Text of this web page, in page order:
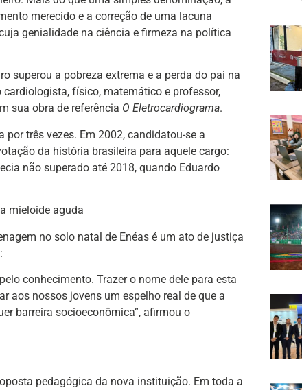
merecido e a correção de uma lacuna
genialidade na ciência e firmeza na política
superou a pobreza extrema e a perda do pai na
físico, matemático e professor,
sua obra de referência O Eletrocardiograma.
três vezes. Em 2002, candidatou-se a
da história brasileira para aquele cargo:
não superado até 2018, quando Eduardo
mieloide aguda
no solo natal de Enéas é um ato de justiça
conhecimento. Trazer o nome dele para esta
aos nossos jovens um espelho real de que a
barreira socioeconômica”, afirmou o
pedagógica da nova instituição. Em toda a